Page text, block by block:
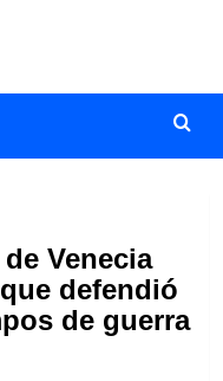
Venecia
defendió
de guerra